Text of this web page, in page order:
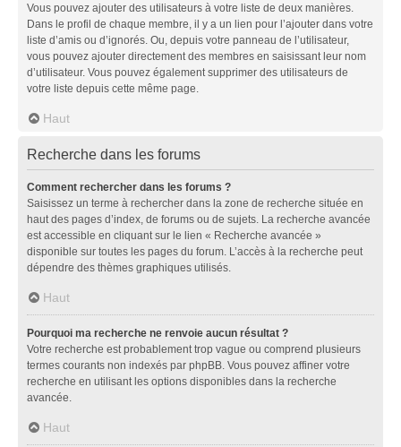
Vous pouvez ajouter des utilisateurs à votre liste de deux manières.
Dans le profil de chaque membre, il y a un lien pour l’ajouter dans votre
liste d’amis ou d’ignorés. Ou, depuis votre panneau de l’utilisateur,
vous pouvez ajouter directement des membres en saisissant leur nom
d’utilisateur. Vous pouvez également supprimer des utilisateurs de
votre liste depuis cette même page.
Haut
Recherche dans les forums
Comment rechercher dans les forums ?
Saisissez un terme à rechercher dans la zone de recherche située en
haut des pages d’index, de forums ou de sujets. La recherche avancée
est accessible en cliquant sur le lien « Recherche avancée »
disponible sur toutes les pages du forum. L’accès à la recherche peut
dépendre des thèmes graphiques utilisés.
Haut
Pourquoi ma recherche ne renvoie aucun résultat ?
Votre recherche est probablement trop vague ou comprend plusieurs
termes courants non indexés par phpBB. Vous pouvez affiner votre
recherche en utilisant les options disponibles dans la recherche
avancée.
Haut